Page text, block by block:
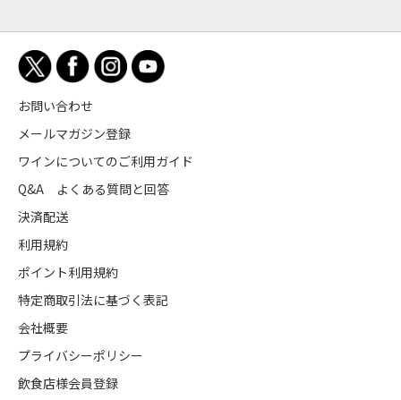
お問い合わせ
メールマガジン登録
ワインについてのご利用ガイド
Q&A よくある質問と回答
決済配送
利用規約
ポイント利用規約
特定商取引法に基づく表記
会社概要
プライバシーポリシー
飲食店様会員登録